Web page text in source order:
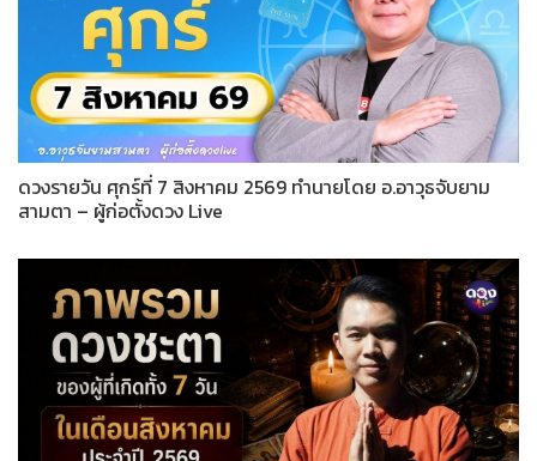
ดวงรายวัน ศุกร์ที่ 7 สิงหาคม 2569 ทำนายโดย อ.อาวุธจับยาม
สามตา – ผู้ก่อตั้งดวง Live